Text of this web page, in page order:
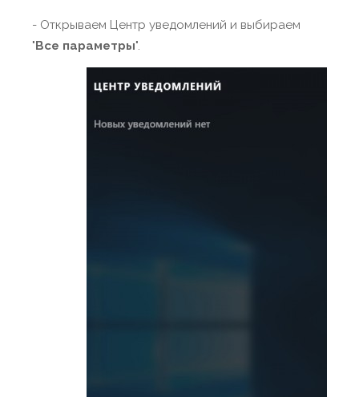
- Открываем Центр уведомлений и выбираем
"Все параметры".